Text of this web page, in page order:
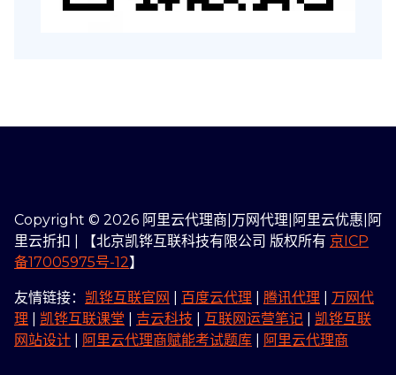
Copyright © 2026 阿里云代理商|万网代理|阿里云优惠|阿
里云折扣 | 【北京凯铧互联科技有限公司 版权所有 京ICP
备17005975号-12】
友情链接： 凯铧互联官网 百度云代理 腾讯代理
万网代
理
凯铧互联课堂 吉云科技 互联网运营笔记
凯铧互联
网站设计
阿里云代理商赋能考试题库 阿里云代理商